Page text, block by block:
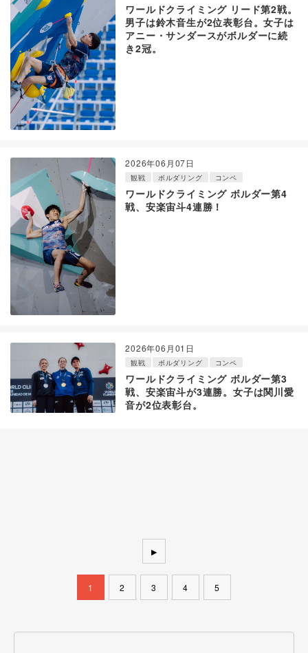
ワールドクライミング リード第2戦。
男子は鈴木音生が2位表彰台。女子は
アニー・サンダースがボルダーに続
き2冠。
2026年06月07日
観戦 ボルダリング コンペ
ワールドクライミング ボルダー第4
戦、安楽宙斗4連勝！
2026年06月01日
観戦 ボルダリング コンペ
ワールドクライミング ボルダー第3
戦、安楽宙斗が3連勝。女子は関川愛
音が2位表彰台。
▶
1 2 3 4 5